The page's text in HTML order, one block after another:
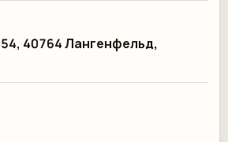
40764 Лангенфельд,